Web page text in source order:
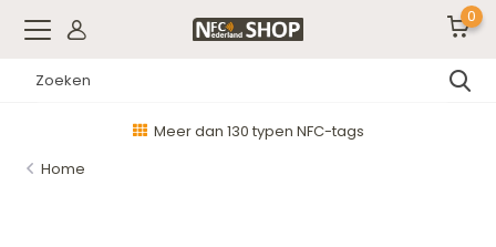
0
Meer dan 130 typen NFC-tags
Home